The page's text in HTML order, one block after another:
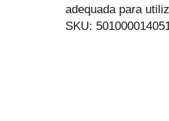
adequada para
SKU: